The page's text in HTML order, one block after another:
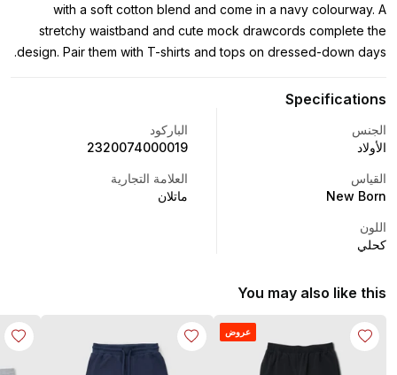
with a soft cotton blend and come in a navy colourway. A
stretchy waistband and cute mock drawcords complete the
design. Pair them with T-shirts and tops on dressed-down days.
Specifications
الجنس
الأولاد
الباركود
2320074000019
القياس
New Born
العلامة التجارية
ماتلان
اللون
كحلي
You may also like this
عروض